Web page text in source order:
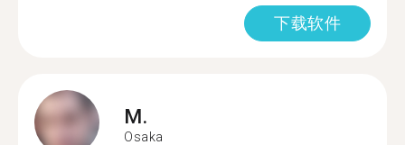
下载软件
M.
Osaka